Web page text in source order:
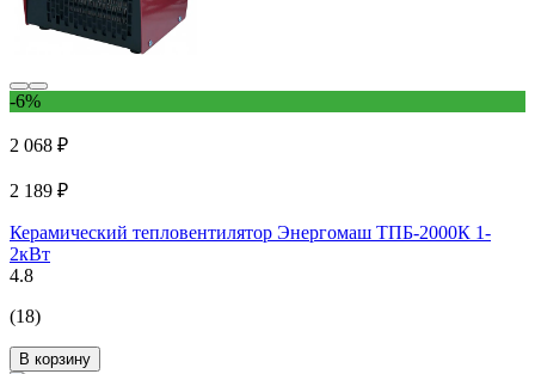
-6%
2 068 ₽
2 189 ₽
Керамический тепловентилятор Энергомаш ТПБ-2000К 1-
2кВт
4.8
(18)
В корзину